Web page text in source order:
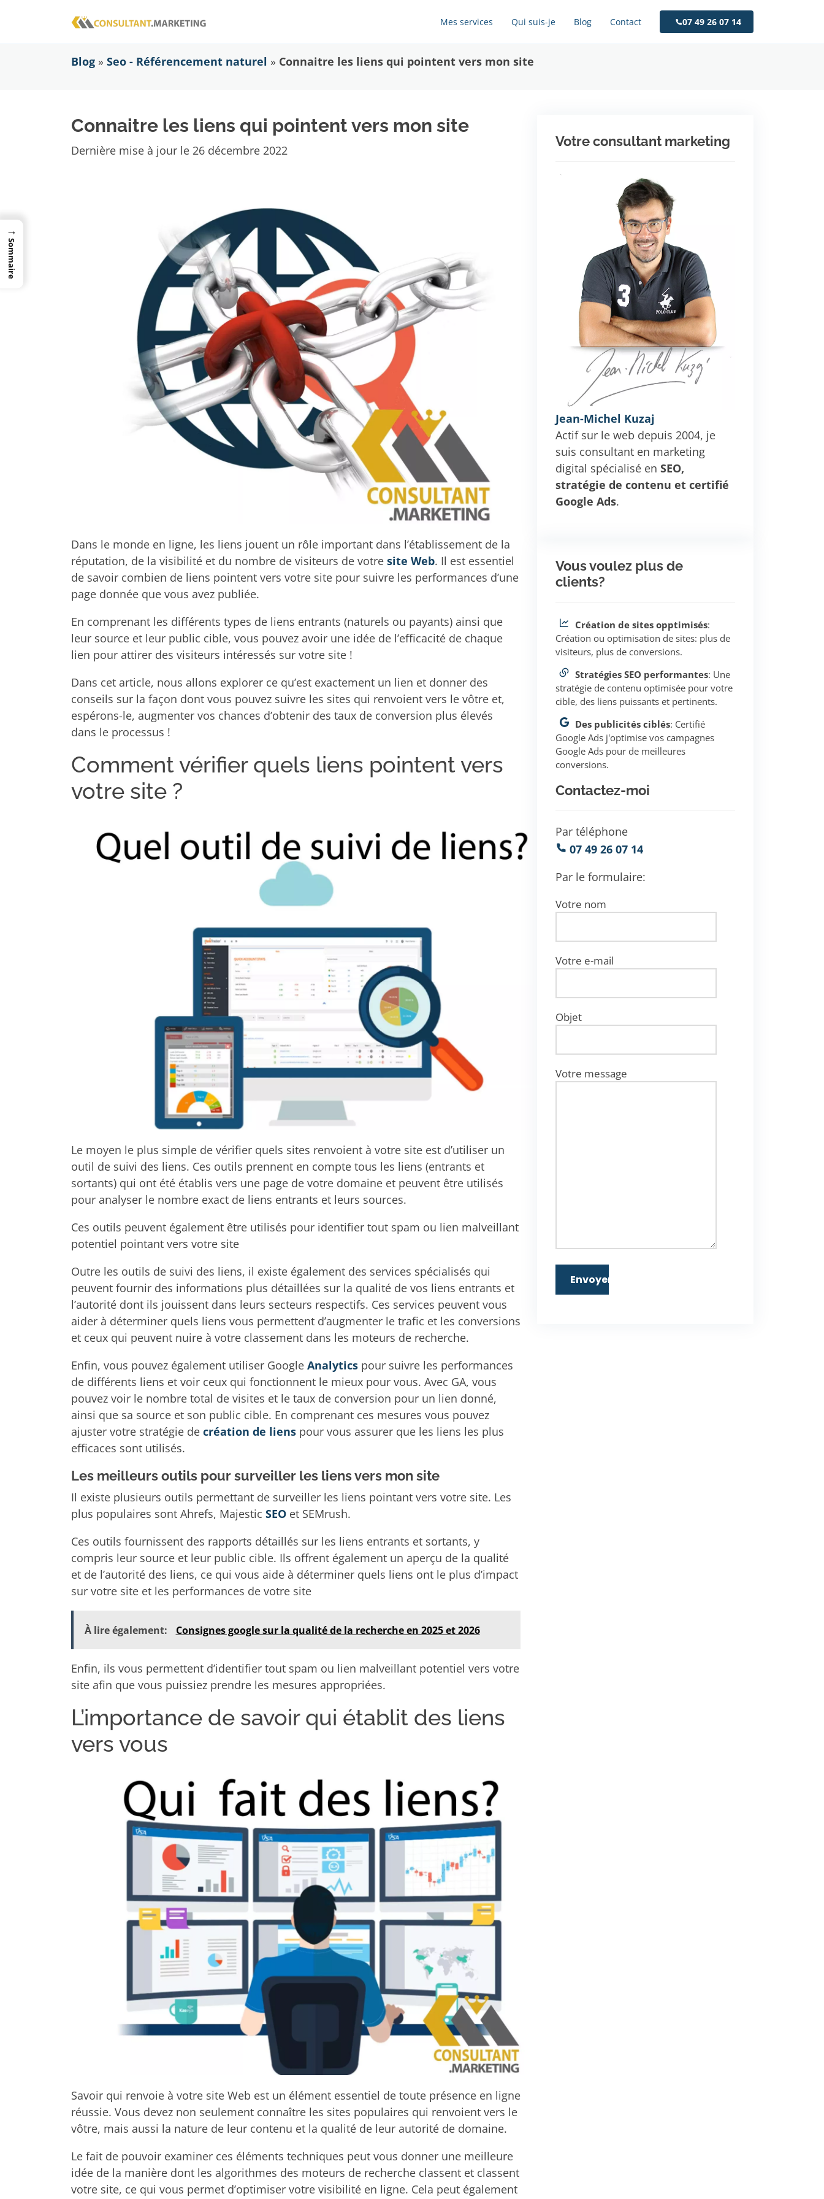
Blog» Seo - Référencement naturel » Connaitre les liens qui pointent vers mon site
Connaitre les liens qui pointent vers mon site
Dernière mise à jour le 26 décembre 2022
Dans le monde en ligne, les liens jouent un rôle important dans l’établissement de la
réputation, de la visibilité et du nombre de visiteurs de votre site Web. Il est essentiel
de savoir combien de liens pointent vers votre site pour suivre les performances d’une
page donnée que vous avez publiée.
En comprenant les différents types de liens entrants (naturels ou payants) ainsi que
leur source et leur public cible, vous pouvez avoir une idée de l’efficacité de chaque
lien pour attirer des visiteurs intéressés sur votre site !
Dans cet article, nous allons explorer ce qu’est exactement un lien et donner des
conseils sur la façon dont vous pouvez suivre les sites qui renvoient vers le vôtre et,
espérons-le, augmenter vos chances d’obtenir des taux de conversion plus élevés
dans le processus !
Comment vérifier quels liens pointent vers
votre site ?
Le moyen le plus simple de vérifier quels sites renvoient à votre site est d’utiliser un
outil de suivi des liens. Ces outils prennent en compte tous les liens (entrants et
sortants) qui ont été établis vers une page de votre domaine et peuvent être utilisés
pour analyser le nombre exact de liens entrants et leurs sources.
Ces outils peuvent également être utilisés pour identifier tout spam ou lien malveillant
potentiel pointant vers votre site
Outre les outils de suivi des liens, il existe également des services spécialisés qui
peuvent fournir des informations plus détaillées sur la qualité de vos liens entrants et
l’autorité dont ils jouissent dans leurs secteurs respectifs. Ces services peuvent vous
aider à déterminer quels liens vous permettent d’augmenter le trafic et les conversions
et ceux qui peuvent nuire à votre classement dans les moteurs de recherche.
Enfin, vous pouvez également utiliser Google Analyticspour suivre les performances
de différents liens et voir ceux qui fonctionnent le mieux pour vous. Avec GA, vous
pouvez voir le nombre total de visites et le taux de conversion pour un lien donné,
ainsi que sa source et son public cible. En comprenant ces mesures vous pouvez
ajuster votre stratégie de création de lienspour vous assurer que les liens les plus
efficaces sont utilisés.
Les meilleurs outils pour surveiller les liens vers mon site
Il existe plusieurs outils permettant de surveiller les liens pointant vers votre site. Les
plus populaires sont Ahrefs, Majestic SEOet SEMrush.
Ces outils fournissent des rapports détaillés sur les liens entrants et sortants, y
compris leur source et leur public cible. Ils offrent également un aperçu de la qualité
et de l’autorité des liens, ce qui vous aide à déterminer quels liens ont le plus d’impact
sur votre site et les performances de votre site
À lire également: Consignes google sur la qualité de la recherche en 2025 et 2026
Enfin, ils vous permettent d’identifier tout spam ou lien malveillant potentiel vers votre
site afin que vous puissiez prendre les mesures appropriées.
L’importance de savoir qui établit des liens
vers vous
Savoir qui renvoie à votre site Web est un élément essentiel de toute présence en ligne
réussie. Vous devez non seulement connaître les sites populaires qui renvoient vers le
vôtre, mais aussi la nature de leur contenu et la qualité de leur autorité de domaine.
Le fait de pouvoir examiner ces éléments techniques peut vous donner une meilleure
idée de la manière dont les algorithmes des moteurs de recherche classent et classent
votre site, ce qui vous permet d’optimiser votre visibilité en ligne. Cela peut également
Votre consultant marketing
Jean-Michel Kuzaj
Actif sur le web depuis 2004, je
suis consultant en marketing
digital spécialisé en SEO,
stratégie de contenu et certifié
Google Ads.
Vous voulez plus de
clients?
Création de sites opptimisés:
Création ou optimisation de sites: plus de
visiteurs, plus de conversions.
Stratégies SEO performantes: Une
stratégie de contenu optimisée pour votre
cible, des liens puissants et pertinents.
Des publicités ciblés: Certifié
Google Ads j'optimise vos campagnes
Google Ads pour de meilleures
conversions.
Contactez-moi
Par téléphone
07 49 26 07 14
Par le formulaire:
Votre nom
Votre e-mail
Objet
Votre message
Mes services Qui suis-je Blog Contact 07 49 26 07 14
→
Sommaire